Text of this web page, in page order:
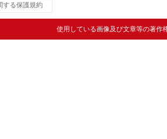
する保護規約
使用している画像及び文章等の著